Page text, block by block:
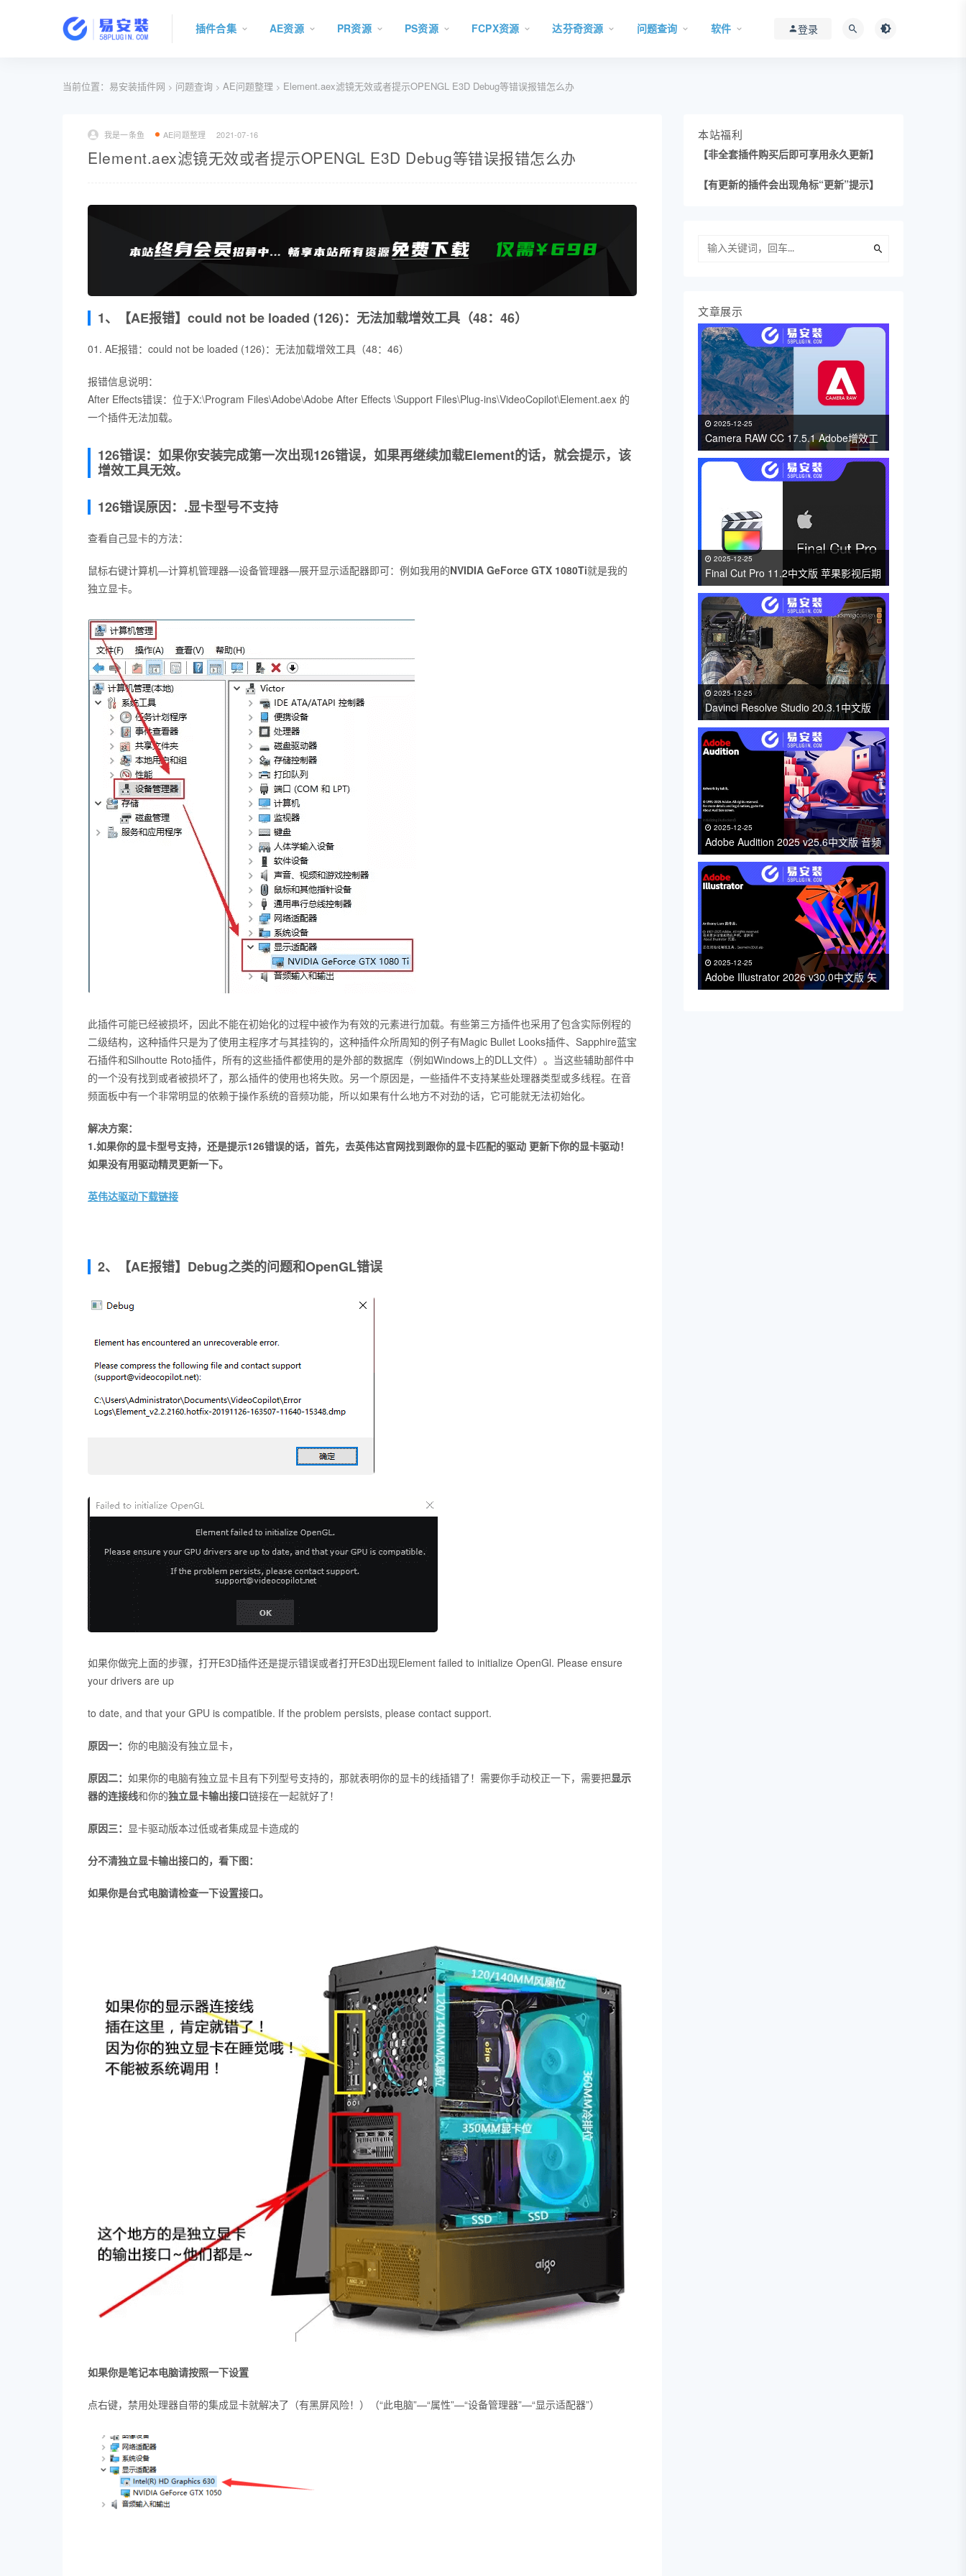
插件合集 AE资源 PR资源 PS资源 FCPX资源 达芬奇资源 问题查询 软件 登录
当前位置： 易安装插件网 > 问题查询 > AE问题整理 > Element.aex滤镜无效或者提示OPENGL E3D Debug等错误报错怎么办
我是一条鱼 AE问题整理 2021-07-16
Element.aex滤镜无效或者提示OPENGL E3D Debug等错误报错怎么办
1、【AE报错】could not be loaded (126)：无法加载增效工具（48：46）
01. AE报错：could not be loaded (126)：无法加载增效工具（48：46）
报错信息说明：
After Effects错误：位于X:\Program Files\Adobe\Adobe After Effects \Support Files\Plug-ins\VideoCopilot\Element.aex 的
一个插件无法加载。
126错误：如果你安装完成第一次出现126错误，如果再继续加载Element的话，就会提示，该
增效工具无效。
126错误原因：.显卡型号不支持
查看自己显卡的方法：
鼠标右键计算机—计算机管理器—设备管理器—展开显示适配器即可：例如我用的NVIDIA GeForce GTX 1080Ti就是我的
独立显卡。
此插件可能已经被损坏，因此不能在初始化的过程中被作为有效的元素进行加载。有些第三方插件也采用了包含实际例程的
二级结构，这种插件只是为了使用主程序才与其挂钩的，这种插件众所周知的例子有Magic Bullet Looks插件、Sapphire蓝宝
石插件和Silhoutte Roto插件，所有的这些插件都使用的是外部的数据库（例如Windows上的DLL文件）。当这些辅助部件中
的一个没有找到或者被损坏了，那么插件的使用也将失败。另一个原因是，一些插件不支持某些处理器类型或多线程。在音
频面板中有一个非常明显的依赖于操作系统的音频功能，所以如果有什么地方不对劲的话，它可能就无法初始化。
解决方案：
1.如果你的显卡型号支持，还是提示126错误的话，首先，去英伟达官网找到跟你的显卡匹配的驱动 更新下你的显卡驱动！
如果没有用驱动精灵更新一下。
英伟达驱动下载链接
2、【AE报错】Debug之类的问题和OpenGL错误
如果你做完上面的步骤，打开E3D插件还是提示错误或者打开E3D出现Element failed to initialize OpenGl. Please ensure
your drivers are up
to date, and that your GPU is compatible. If the problem persists, please contact support.
原因一： 你的电脑没有独立显卡，
原因二： 如果你的电脑有独立显卡且有下列型号支持的，那就表明你的显卡的线插错了！需要你手动校正一下，需要把显示
器的连接线和你的独立显卡输出接口链接在一起就好了！
原因三： 显卡驱动版本过低或者集成显卡造成的
分不清独立显卡输出接口的，看下图：
如果你是台式电脑请检查一下设置接口。
如果你是笔记本电脑请按照一下设置
点右键，禁用处理器自带的集成显卡就解决了（有黑屏风险！）（“此电脑”—“属性”—“设备管理器”—“显示适配器”）
本站福利
【非全套插件购买后即可享用永久更新】
【有更新的插件会出现角标“更新”提示】
文章展示
2025-12-25
Camera RAW CC 17.5.1 Adobe增效工
具支持PS/AE/LrC软件免费下载 支持
WIin/Mac
2025-12-25
Final Cut Pro 11.2中文版 苹果影视后期
视频编辑剪辑FCPX软件 免费下载
2025-12-25
Davinci Resolve Studio 20.3.1中文版
达芬奇专业视频编辑软件免费下载 支持
Win/Mac
2025-12-25
Adobe Audition 2025 v25.6中文版 音频
录制和编辑软件免费下载 支持Win/Mac
2025-12-25
Adobe Illustrator 2026 v30.0中文版 矢